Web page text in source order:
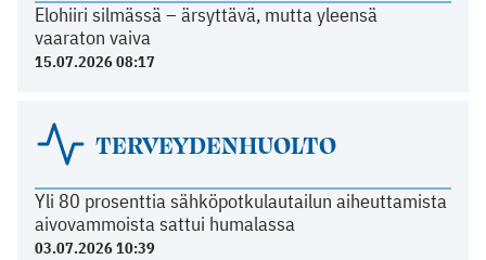
Elohiiri silmässä – ärsyttävä, mutta yleensä
vaaraton vaiva
15.07.2026 08:17
TERVEYDENHUOLTO
Yli 80 prosenttia sähköpotkulautailun aiheuttamista
aivovammoista sattui humalassa
03.07.2026 10:39